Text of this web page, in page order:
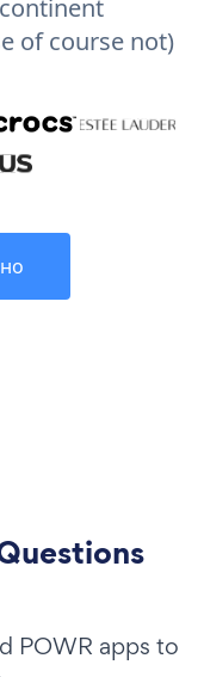
of course not)
POWR apps to